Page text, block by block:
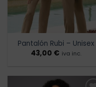
Pantalón Rubi – Unisex
43,00 € iva inc.